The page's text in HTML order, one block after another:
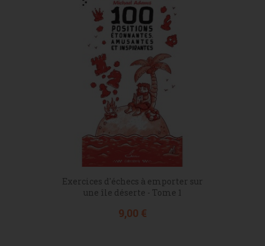
Exercices d'échecs à emporter sur
une île déserte - Tome 1
Prix
9,00 €